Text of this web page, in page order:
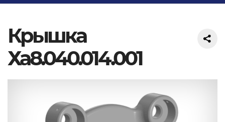
Крышка
Ха8.040.014.001